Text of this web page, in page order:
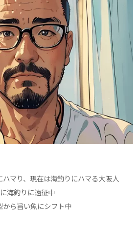
マり、現在は海釣りにハマる大阪人
海釣りに遠征中
ら旨い魚にシフト中